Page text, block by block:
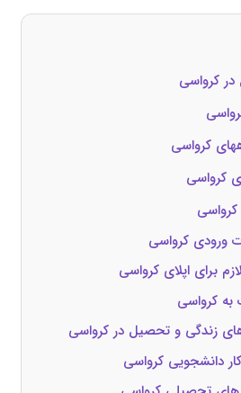
کرواسی
کرواسی
کرواسی
ورودی کرواسی
برای اپلای کرواسی
به کرواسی
زندگی و تحصیل در کرواسی
دانشجویی کرواسی